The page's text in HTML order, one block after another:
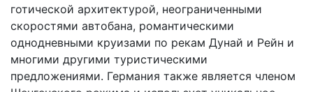
готической архитектурой, неограниченными
скоростями автобана, романтическими
однодневными круизами по рекам Дунай и Рейн и
многими другими туристическими
предложениями. Германия также является членом